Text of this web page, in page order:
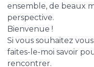
ensemble, de beaux
perspective.
Bienvenue !
Si vous souhaitez
faites-le-moi savoir
rencontrer.